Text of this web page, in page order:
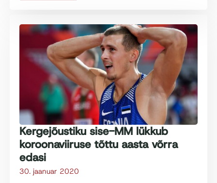
Kergejõustiku sise-MM lükkub
koroonaviiruse tõttu aasta võrra
edasi
30. jaanuar 2020